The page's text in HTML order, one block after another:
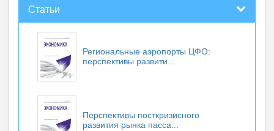
Статьи
Региональные аэропорты ЦФО:
перспективы развити...
Перспективы посткризисного
развития рынка пасса...